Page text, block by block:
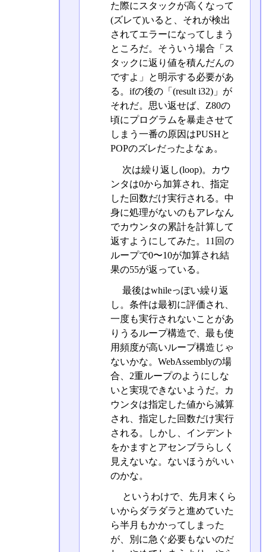
た際にスタックが高くなって
(ズレて)いると、それが検出
されてエラーになってしまう
ところだ。そういう場合「ス
タックに返り値を積んだんの
ですよ」と明示する必要があ
る。ifの後の「(result i32)」が
それだ。思い返せば、Z80の
頃にプログラムを暴走させて
しまう一番の原因はPUSHと
POPのズレだったよなぁ。
次は繰り返し(loop)。カウ
ンタは0から加算され、指定
した回数だけ実行される。中
身に処理がないのもアレなん
でカウンタの累計を計算して
返すようにしてみた。11回の
ループで0〜10が加算され結
果の55が返っている。
最後はwhileっぽい繰り返
し。条件は最初に評価され、
一度も実行されないことがあ
りうるループ構造で、最も使
用頻度が高いループ構造じゃ
ないかな。WebAssemblyの場
合、2重ループのようにしな
いと実現できないようだ。カ
ウンタは指定した値から減算
され、指定した回数だけ実行
される。しかし、インデント
をかますとアセンブラらしく
見えないな。ないほうがいい
のかな。
というわけで、先月末くら
いからダラダラと進めていた
ら半月もかかってしまった
が、別に急ぐ必要もないのだ